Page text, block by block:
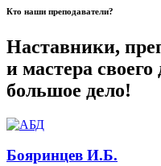
Кто наши преподаватели?
Наставники,
и мастера
большое дело!
Бояринцев И.Б.